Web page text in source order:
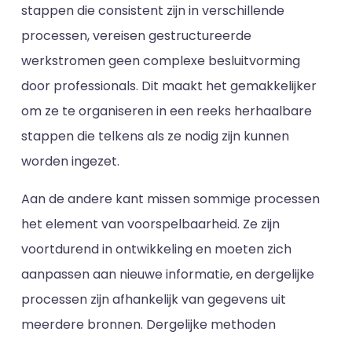
stappen die consistent zijn in verschillende
processen, vereisen gestructureerde
werkstromen geen complexe besluitvorming
door professionals. Dit maakt het gemakkelijker
om ze te organiseren in een reeks herhaalbare
stappen die telkens als ze nodig zijn kunnen
worden ingezet.
Aan de andere kant missen sommige processen
het element van voorspelbaarheid. Ze zijn
voortdurend in ontwikkeling en moeten zich
aanpassen aan nieuwe informatie, en dergelijke
processen zijn afhankelijk van gegevens uit
meerdere bronnen. Dergelijke methoden